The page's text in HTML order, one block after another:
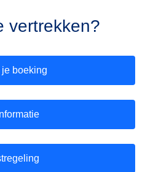
vertrekken?
je boeking